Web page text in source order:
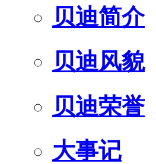
贝迪简介
贝迪风貌
贝迪荣誉
大事记